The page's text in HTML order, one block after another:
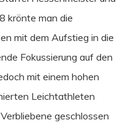
krönte man die
mit dem Aufstieg in die
Fokussierung auf den
mit einem hohen
Leichtathleten
geschlossen